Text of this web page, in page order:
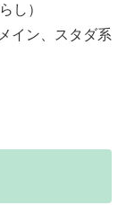
し）
イン、スタダ系